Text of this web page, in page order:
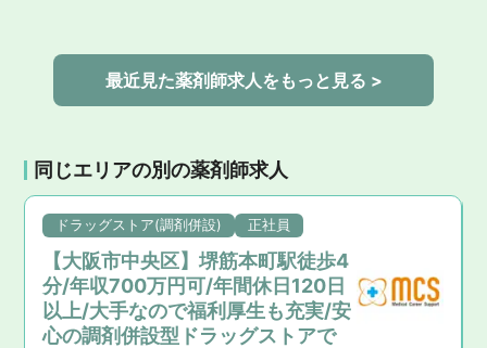
最近見た薬剤師求人をもっと見る >
同じエリアの別の薬剤師求人
ドラッグストア(調剤併設) 正社員
【大阪市中央区】堺筋本町駅徒歩4
分/年収700万円可/年間休日120日
以上/大手なので福利厚生も充実/安
心の調剤併設型ドラッグストアで